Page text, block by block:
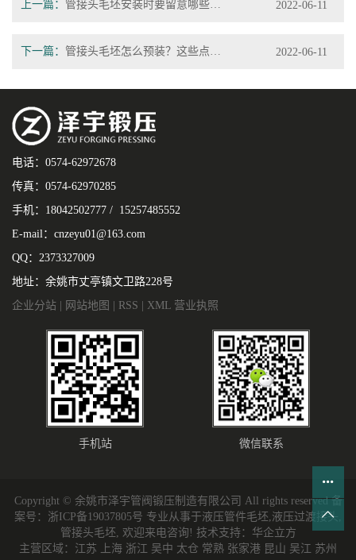
上一篇： 2022-06-11
下一篇： 2022-06-11
电话：0574-62972678
传真：0574-62970285
手机：18042502777 / 15257485552
E-mail：cnzeyu01@163.com
QQ：2373327009
地址：余姚市丈亭镇文卫路228号
企业分站 | 网站地图 | RSS | XML 营业执照
手机站 微信联系
Copyright © 余姚市泽宇管阀锻压制造有限公司 All rights reserved 备
案号： 浙ICP备19037805号 专业从事于液压管件毛坯 液压过渡接头
管接头毛坯 , 欢迎来电咨询! 技术支持： 华企立方
主营区域：江苏 上海 浙江 吴中 太仓 常熟 张家港 昆山 吴江 苏州